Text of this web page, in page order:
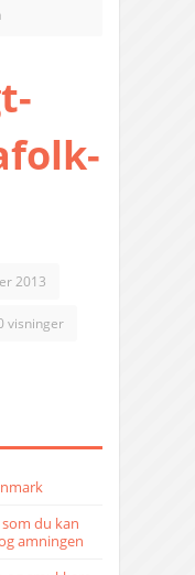
2013
visninger
du kan
amningen